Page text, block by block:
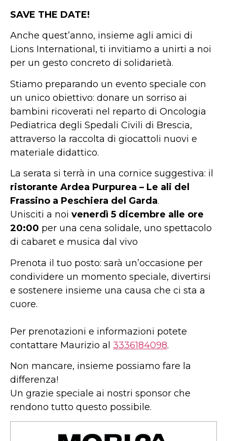
SAVE THE DATE!
Anche quest’anno, insieme agli amici di
Lions International, ti invitiamo a unirti a noi
per un gesto concreto di solidarietà.
Stiamo preparando un evento speciale con
un unico obiettivo: donare un sorriso ai
bambini ricoverati nel reparto di Oncologia
Pediatrica degli Spedali Civili di Brescia,
attraverso la raccolta di giocattoli nuovi e
materiale didattico.
La serata si terrà in una cornice suggestiva: il
ristorante Ardea Purpurea – Le ali del
Frassino a Peschiera del Garda.
Unisciti a noi venerdì 5 dicembre alle ore
20:00 per una cena solidale, uno spettacolo
di cabaret e musica dal vivo
Prenota il tuo posto: sarà un’occasione per
condividere un momento speciale, divertirsi
e sostenere insieme una causa che ci sta a
cuore.
Per prenotazioni e informazioni potete
contattare Maurizio al 3336184098.
Non mancare, insieme possiamo fare la
differenza!
Un grazie speciale ai nostri sponsor che
rendono tutto questo possibile.